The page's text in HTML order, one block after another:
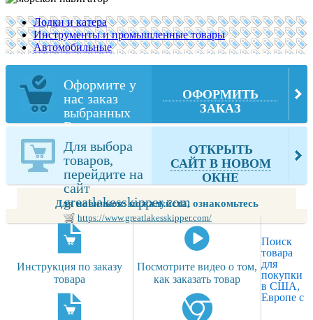
Лодки и катера
Инструменты и промышленные товары
Автомобильные
Оформите у
нас заказ
выбранных
Вами товаров
из
greatlakesskipper.com
ОФОРМИТЬ
ЗАКАЗ
Для выбора
товаров,
перейдите на
сайт
greatlakesskipper.com
https://www.greatlakesskipper.com/
ОТКРЫТЬ
САЙТ В НОВОМ
ОКНЕ
Для новичков: пожалуйста, ознакомьтесь
Инструкция по заказу
товара
Посмотрите видео о том,
как заказать товар
Поиск
товара
для
покупки
в США,
Европе с